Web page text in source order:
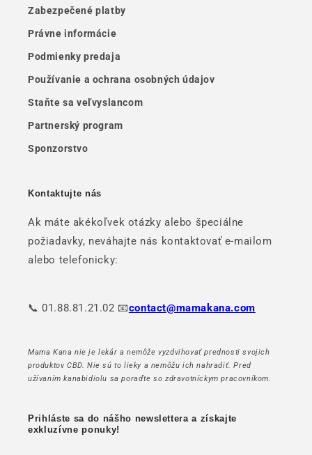
Zabezpečené platby
Právne informácie
Podmienky predaja
Používanie a ochrana osobných údajov
Staňte sa veľvyslancom
Partnerský program
Sponzorstvo
Kontaktujte nás
Ak máte akékoľvek otázky alebo špeciálne
požiadavky, neváhajte nás kontaktovať e-mailom
alebo telefonicky:
📞 01.88.81.21.02 📧contact@mamakana.com
Mama Kana nie je lekár a nemôže vyzdvihovať prednosti svojich
produktov CBD. Nie sú to lieky a nemôžu ich nahradiť. Pred
užívaním kanabidiolu sa poraďte so zdravotníckym pracovníkom.
Prihláste sa do nášho newslettera a získajte
exkluzívne ponuky!